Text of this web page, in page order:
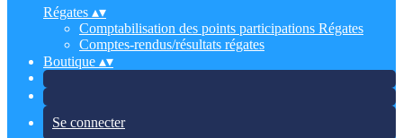
Régates ▴▾
Comptabilisation des points participations Régates
Comptes-rendus/résultats régates
Boutique ▴▾
Se connecter